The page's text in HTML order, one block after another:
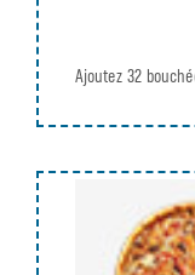
Ajoutez 32